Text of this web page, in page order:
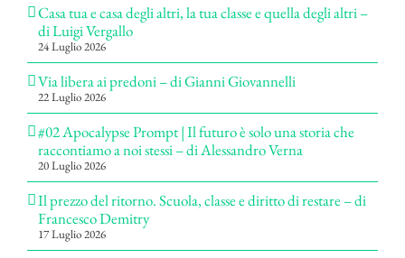
Casa tua e casa degli altri, la tua classe e quella degli altri –
di Luigi Vergallo
24 Luglio 2026
Via libera ai predoni – di Gianni Giovannelli
22 Luglio 2026
#02 Apocalypse Prompt | Il futuro è solo una storia che
raccontiamo a noi stessi – di Alessandro Verna
20 Luglio 2026
Il prezzo del ritorno. Scuola, classe e diritto di restare – di
Francesco Demitry
17 Luglio 2026